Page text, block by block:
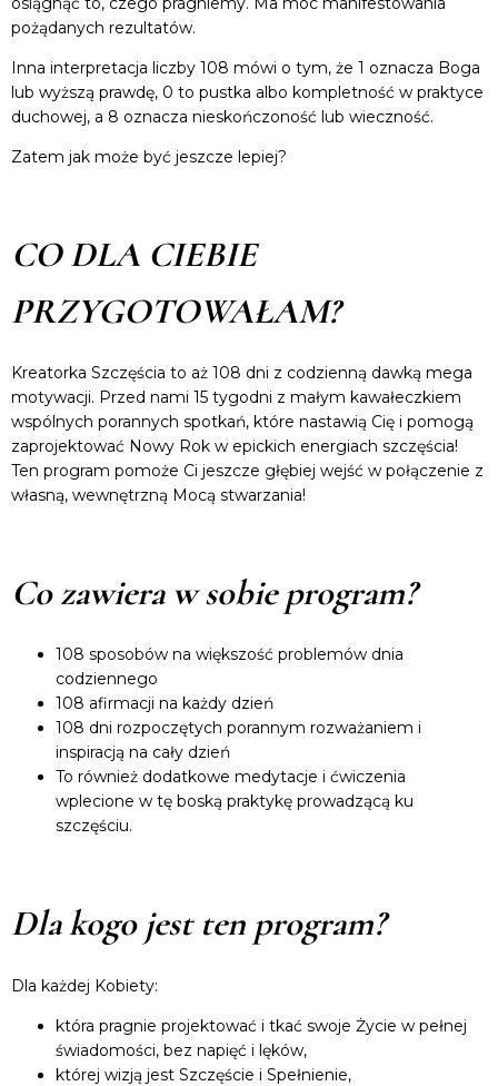
pożądanych rezultatów.
Inna interpretacja liczby 108 mówi o tym, że 1 oznacza Boga
lub wyższą prawdę, 0 to pustka albo kompletność w praktyce
duchowej, a 8 oznacza nieskończoność lub wieczność.
Zatem jak może być jeszcze lepiej?
CO DLA CIEBIE
PRZYGOTOWAŁAM?
Kreatorka Szczęścia to aż 108 dni z codzienną dawką mega
motywacji. Przed nami 15 tygodni z małym kawałeczkiem
wspólnych porannych spotkań, które nastawią Cię i pomogą
zaprojektować Nowy Rok w epickich energiach szczęścia!
Ten program pomoże Ci jeszcze głębiej wejść w połączenie z
własną, wewnętrzną Mocą stwarzania!
Co zawiera w sobie program?
108 sposobów na większość problemów dnia
codziennego
108 afirmacji na każdy dzień
108 dni rozpoczętych porannym rozważaniem i
inspiracją na cały dzień
To również dodatkowe medytacje i ćwiczenia
wplecione w tę boską praktykę prowadzącą ku
szczęściu.
Dla kogo jest ten program?
Dla każdej Kobiety:
która pragnie projektować i tkać swoje Życie w pełnej
świadomości, bez napięć i lęków,
której wizją jest Szczęście i Spełnienie,